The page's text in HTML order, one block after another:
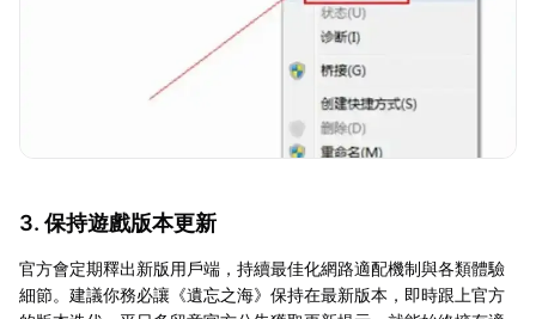
3. 保持遊戲版本更新
官方會定期釋出新版用戶端，持續最佳化網路適配機制與各類體驗
細節。建議你務必讓《遺忘之海》保持在最新版本，即時跟上官方